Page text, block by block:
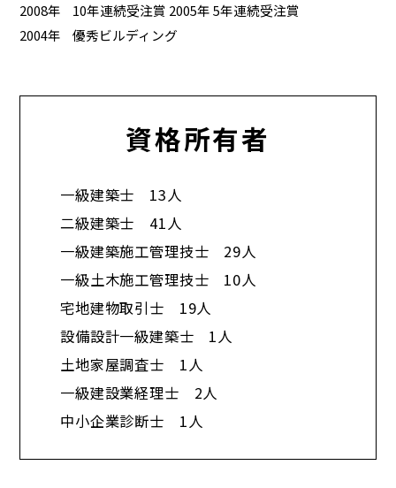
2008年
10年連続受注賞 2005年 5年連続受注賞
2004年
優秀ビルディング
資格所有者
一級建築士 13人
二級建築士 41人
一級建築施工管理技士 29人
一級土木施工管理技士 10人
宅地建物取引士 19人
設備設計一級建築士 1人
土地家屋調査士 1人
一級建設業経理士 2人
中小企業診断士 1人​